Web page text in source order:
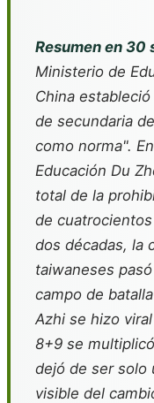
Resumen en 30
Ministerio de
China
de secundaria
como norma".
Educación Du
total de la
de
dos décadas, la
taiwaneses
campo de
Azhi se hizo
8+9 se
dejó de ser solo
visible del